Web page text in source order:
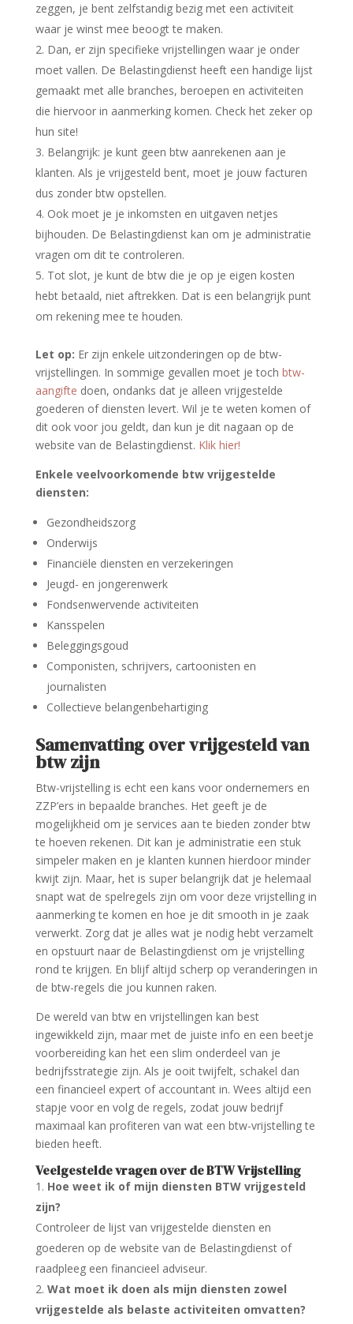
zeggen, je bent zelfstandig bezig met een activiteit
waar je winst mee beoogt te maken.
Dan, er zijn specifieke vrijstellingen waar je onder
moet vallen. De Belastingdienst heeft een handige lijst
gemaakt met alle branches, beroepen en activiteiten
die hiervoor in aanmerking komen. Check het zeker op
hun site!
Belangrijk: je kunt geen btw aanrekenen aan je
klanten. Als je vrijgesteld bent, moet je jouw facturen
dus zonder btw opstellen.
Ook moet je je inkomsten en uitgaven netjes
bijhouden. De Belastingdienst kan om je administratie
vragen om dit te controleren.
Tot slot, je kunt de btw die je op je eigen kosten
hebt betaald, niet aftrekken. Dat is een belangrijk punt
om rekening mee te houden.
Let op: Er zijn enkele uitzonderingen op de btw-
vrijstellingen. In sommige gevallen moet je toch btw-
aangifte doen, ondanks dat je alleen vrijgestelde
goederen of diensten levert. Wil je te weten komen of
dit ook voor jou geldt, dan kun je dit nagaan op de
website van de Belastingdienst. Klik hier!
Enkele veelvoorkomende btw vrijgestelde
diensten:
Gezondheidszorg
Onderwijs
Financiële diensten en verzekeringen
Jeugd- en jongerenwerk
Fondsenwervende activiteiten
Kansspelen
Beleggingsgoud
Componisten, schrijvers, cartoonisten en
journalisten
Collectieve belangenbehartiging
Samenvatting over vrijgesteld van
btw zijn
Btw-vrijstelling is echt een kans voor ondernemers en
ZZP’ers in bepaalde branches. Het geeft je de
mogelijkheid om je services aan te bieden zonder btw
te hoeven rekenen. Dit kan je administratie een stuk
simpeler maken en je klanten kunnen hierdoor minder
kwijt zijn. Maar, het is super belangrijk dat je helemaal
snapt wat de spelregels zijn om voor deze vrijstelling in
aanmerking te komen en hoe je dit smooth in je zaak
verwerkt. Zorg dat je alles wat je nodig hebt verzamelt
en opstuurt naar de Belastingdienst om je vrijstelling
rond te krijgen. En blijf altijd scherp op veranderingen in
de btw-regels die jou kunnen raken.
De wereld van btw en vrijstellingen kan best
ingewikkeld zijn, maar met de juiste info en een beetje
voorbereiding kan het een slim onderdeel van je
bedrijfsstrategie zijn. Als je ooit twijfelt, schakel dan
een financieel expert of accountant in. Wees altijd een
stapje voor en volg de regels, zodat jouw bedrijf
maximaal kan profiteren van wat een btw-vrijstelling te
bieden heeft.
Veelgestelde vragen over de BTW Vrijstelling
Hoe weet ik of mijn diensten BTW vrijgesteld
zijn?
Controleer de lijst van vrijgestelde diensten en
goederen op de website van de Belastingdienst of
raadpleeg een financieel adviseur.
Wat moet ik doen als mijn diensten zowel
vrijgestelde als belaste activiteiten omvatten?